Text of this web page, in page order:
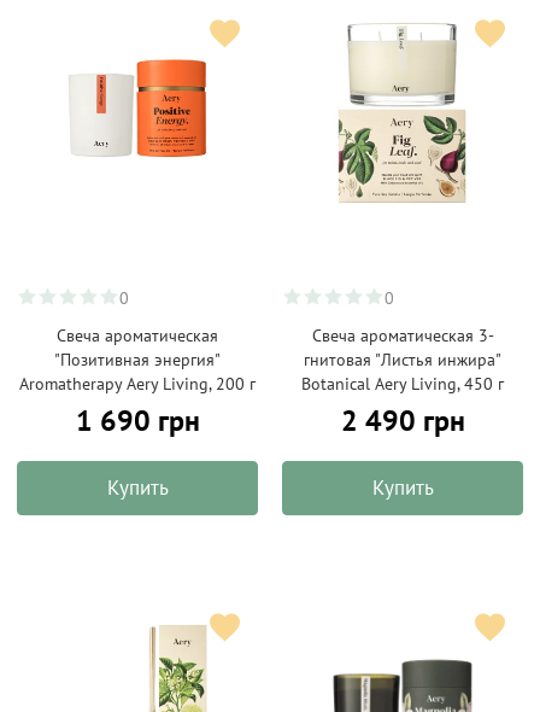
0
Свеча ароматическая
"Позитивная энергия"
Aromatherapy Aery Living, 200 г
1 690 грн
Купить
0
Свеча ароматическая 3-
гнитовая "Листья инжира"
Botanical Aery Living, 450 г
2 490 грн
Купить